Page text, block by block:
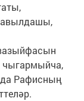
авылдашы,
чыгармыйча,
да Рафисның